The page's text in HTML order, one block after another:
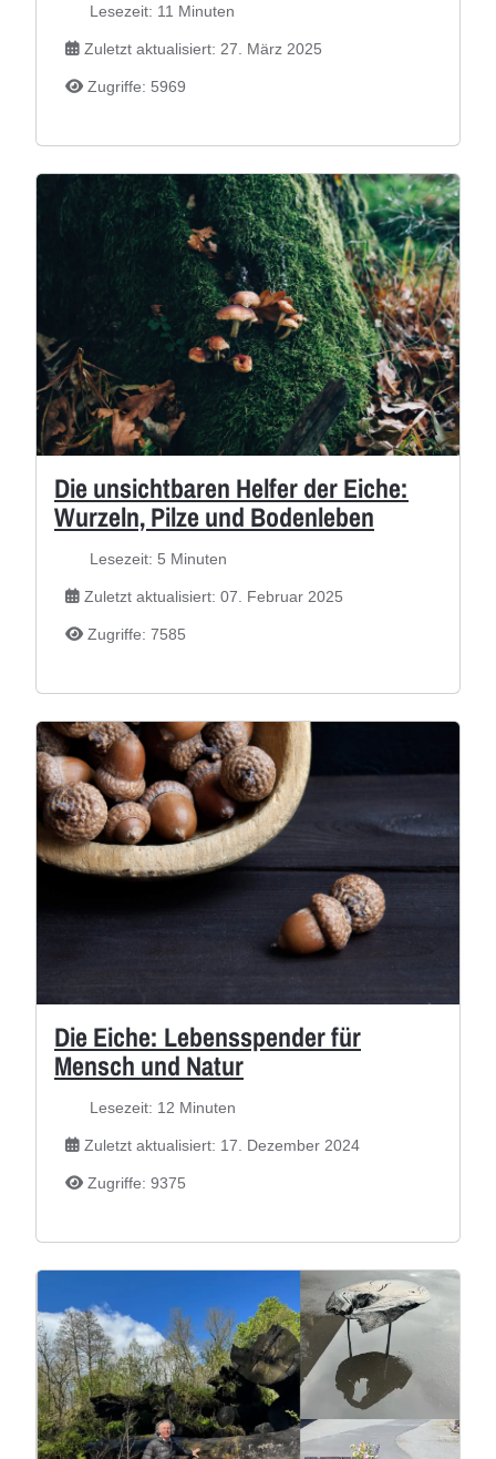
Lesezeit: 11 Minuten
Zuletzt aktualisiert: 27. März 2025
Zugriffe: 5969
Die unsichtbaren Helfer der Eiche:
Wurzeln, Pilze und Bodenleben
Lesezeit: 5 Minuten
Zuletzt aktualisiert: 07. Februar 2025
Zugriffe: 7585
Die Eiche: Lebensspender für
Mensch und Natur
Lesezeit: 12 Minuten
Zuletzt aktualisiert: 17. Dezember 2024
Zugriffe: 9375